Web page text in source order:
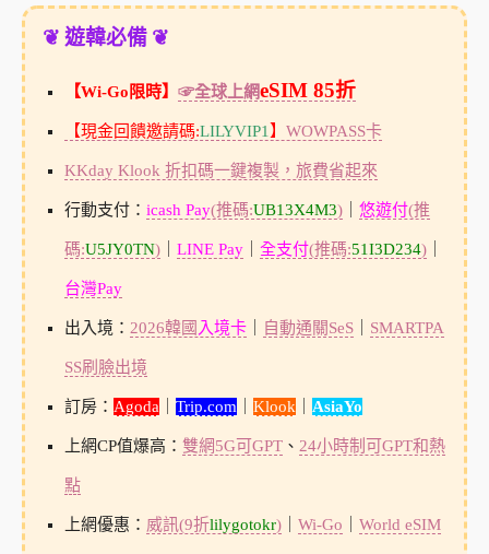
❦ 遊韓必備 ❦
【Wi-Go限時】 ☞全球上網eSIM 85折
【現金回饋邀請碼:LILYVIP1】 WOWPASS卡
KKday Klook 折扣碼一鍵複製，旅費省起來
行動支付： icash Pay(推碼:UB13X4M3)｜ 悠遊付(推
碼:U5JY0TN)｜ LINE Pay｜ 全支付(推碼:51I3D234)｜
台灣Pay
出入境： 2026韓國 入境卡｜ 自動通關SeS｜ SMARTPA
SS刷臉出境
訂房： Agoda｜ Trip.com｜ Klook｜ AsiaYo
上網CP值爆高： 雙網5G可GPT、 24小時制可GPT和熱
點
上網優惠： 威訊(9折lilygotokr)｜ Wi-Go World eSIM